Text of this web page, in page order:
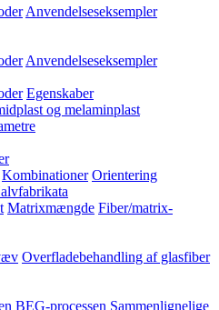
Anvendelseseksempler
Anvendelseseksempler
Egenskaber
og melaminplast
Kombinationer Orientering
Matrixmængde Fiber/matrix-
Overfladebehandling af glasfiber
BEG-processen Sammenlignelige